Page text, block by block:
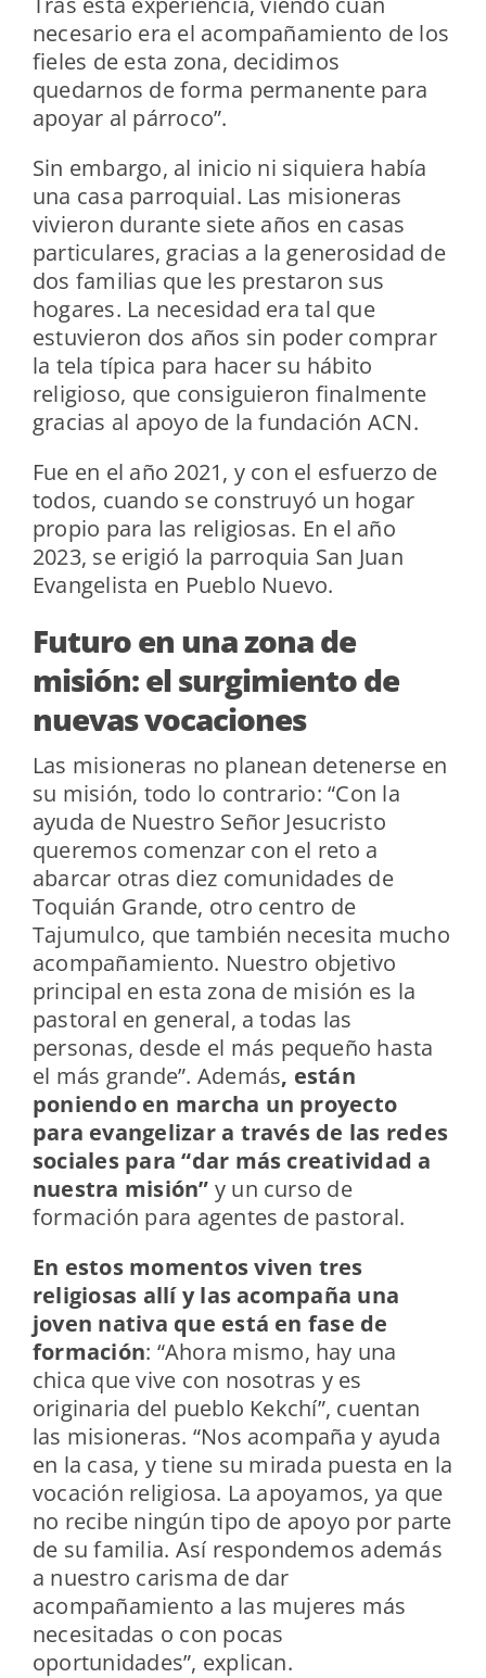
necesario era el acompañamiento de los
fieles de esta zona, decidimos
quedarnos de forma permanente para
apoyar al párroco”.
Sin embargo, al inicio ni siquiera había
una casa parroquial. Las misioneras
vivieron durante siete años en casas
particulares, gracias a la generosidad de
dos familias que les prestaron sus
hogares. La necesidad era tal que
estuvieron dos años sin poder comprar
la tela típica para hacer su hábito
religioso, que consiguieron finalmente
gracias al apoyo de la fundación ACN.
Fue en el año 2021, y con el esfuerzo de
todos, cuando se construyó un hogar
propio para las religiosas. En el año
2023, se erigió la parroquia San Juan
Evangelista en Pueblo Nuevo.
Futuro en una zona de
misión: el surgimiento de
nuevas vocaciones
Las misioneras no planean detenerse en
su misión, todo lo contrario: “Con la
ayuda de Nuestro Señor Jesucristo
queremos comenzar con el reto a
abarcar otras diez comunidades de
Toquián Grande, otro centro de
Tajumulco, que también necesita mucho
acompañamiento. Nuestro objetivo
principal en esta zona de misión es la
pastoral en general, a todas las
personas, desde el más pequeño hasta
el más grande”. Además, están
poniendo en marcha un proyecto
para evangelizar a través de las redes
sociales para “dar más creatividad a
nuestra misión” y un curso de
formación para agentes de pastoral.
En estos momentos viven tres
religiosas allí y las acompaña una
joven nativa que está en fase de
formación: “Ahora mismo, hay una
chica que vive con nosotras y es
originaria del pueblo Kekchí”, cuentan
las misioneras. “Nos acompaña y ayuda
en la casa, y tiene su mirada puesta en la
vocación religiosa. La apoyamos, ya que
no recibe ningún tipo de apoyo por parte
de su familia. Así respondemos además
a nuestro carisma de dar
acompañamiento a las mujeres más
necesitadas o con pocas
oportunidades”, explican.